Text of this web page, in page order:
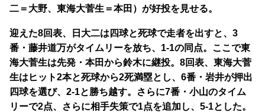
二＝大野、東海大菅生＝本田）が好投を見せる。
迎えた8回表、日大二は四球と死球で走者を出すと、3
番・藤井道万がタイムリーを放ち、1-1の同点。ここで東
海大菅生は先発・本田から鈴木に継投。8回表、東海大菅
生はヒット2本と死球から2死満塁とし、6番・岩井が押出
四球を選び、2-1と勝ち越す。さらに7番・小山のタイム
リーで2点、さらに相手失策で1点を追加し、5-1とした。